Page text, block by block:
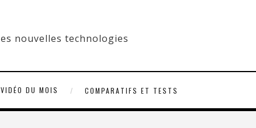
VIDÉO DU MOIS COMPARATIFS ET TESTS